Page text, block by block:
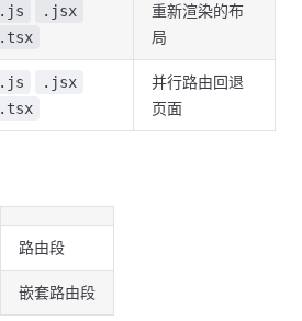
.js
.jsx
.tsx
重新渲染的布
局
.js
.jsx
.tsx
并行路由回退
页面
路由段
嵌套路由段